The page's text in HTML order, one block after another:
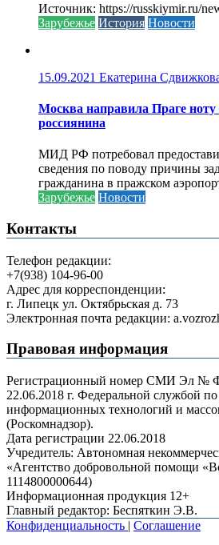
Источник: https://russkiymir.ru/
Зарубежье История Новости
15.09.2021 Екатерина
Москва направила Праге ноту
россиянина
МИД РФ потребовал
сведения по поводу причины
гражданина в пражском
Зарубежье Новости
Контакты
Телефон редакции:
+7(938) 104-96-00
Адрес для корреспонденции:
г. Липецк ул. Октябрьская д. 73
Электронная почта редакции:
Правовая информация
Регистрационный номер СМИ Эл №
22.06.2018 г. Федеральной службой по
информационных технологий и
(Роскомнадзор).
Дата регистрации 22.06.2018
Учредитель: Автономная
«Агентство добровольной помощи
1114800000644)
Информационная продукция 12+
Главный редактор: Беспяткин Э.В.
Конфиденциальность | Соглашение